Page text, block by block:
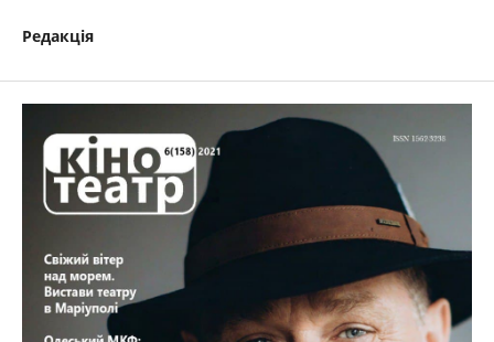
Редакція